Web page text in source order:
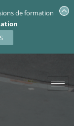
de formation